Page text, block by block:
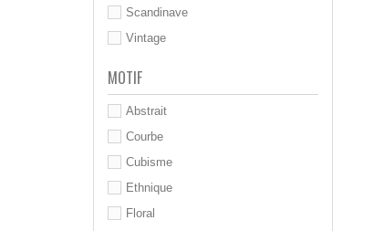
Scandinave
Vintage
MOTIF
Abstrait
Courbe
Cubisme
Ethnique
Floral